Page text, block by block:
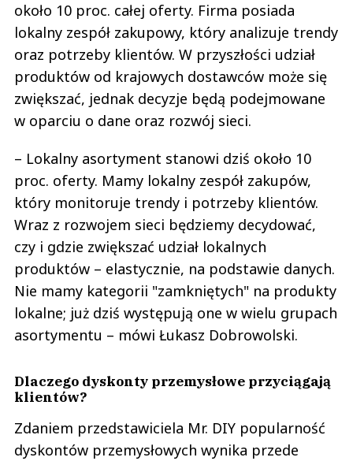
około 10 proc. całej oferty. Firma posiada
lokalny zespół zakupowy, który analizuje trendy
oraz potrzeby klientów. W przyszłości udział
produktów od krajowych dostawców może się
zwiększać, jednak decyzje będą podejmowane
w oparciu o dane oraz rozwój sieci.
– Lokalny asortyment stanowi dziś około 10
proc. oferty. Mamy lokalny zespół zakupów,
który monitoruje trendy i potrzeby klientów.
Wraz z rozwojem sieci będziemy decydować,
czy i gdzie zwiększać udział lokalnych
produktów – elastycznie, na podstawie danych.
Nie mamy kategorii "zamkniętych" na produkty
lokalne; już dziś występują one w wielu grupach
asortymentu – mówi Łukasz Dobrowolski.
Dlaczego dyskonty przemysłowe przyciągają
klientów?
Zdaniem przedstawiciela Mr. DIY popularność
dyskontów przemysłowych wynika przede